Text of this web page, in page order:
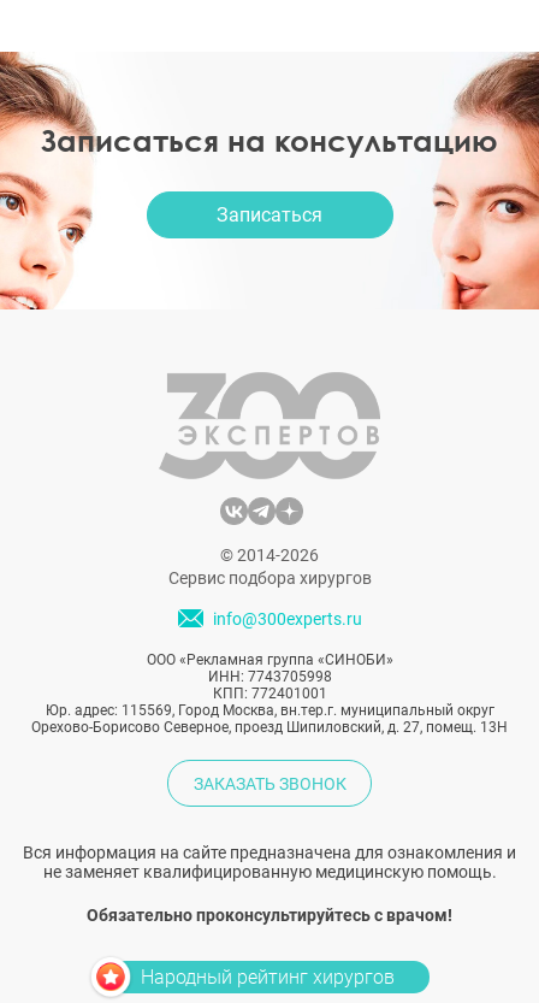
Записаться на консультацию
Записаться
© 2014-2026
Сервис подбора хирургов
info@300experts.ru
ООО «Рекламная группа «СИНОБИ»
ИНН: 7743705998
КПП: 772401001
Юр. адрес: 115569, Город Москва, вн.тер.г. муниципальный округ
Орехово-Борисово Северное, проезд Шипиловский, д. 27, помещ. 13Н
ЗАКАЗАТЬ ЗВОНОК
Вся информация на сайте предназначена для ознакомления и
не заменяет квалифицированную медицинскую помощь.
Обязательно проконсультируйтесь с врачом!
Народный рейтинг хирургов